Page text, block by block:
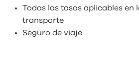
Todas las tasas aplicables en
transporte
Seguro de viaje